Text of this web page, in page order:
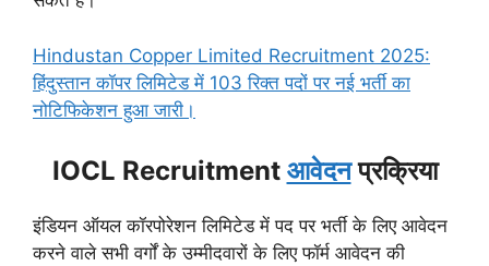
Hindustan Copper Limited Recruitment 2025:
हिंदुस्तान कॉपर लिमिटेड में 103 रिक्त पदों पर नई भर्ती का
नोटिफिकेशन हुआ जारी।
IOCL Recruitment आवेदनप्रक्रिया
इंडियन ऑयल कॉरपोरेशन लिमिटेड में पद पर भर्ती के लिए आवेदन
करने वाले सभी वर्गों के उम्मीदवारों के लिए फॉर्म आवेदन की